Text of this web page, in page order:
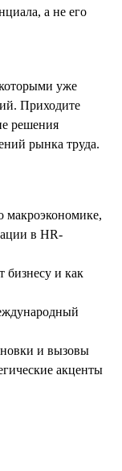
а не его
уже
Приходите
решения
рынка труда.
в HR-
и как
и вызовы
акценты